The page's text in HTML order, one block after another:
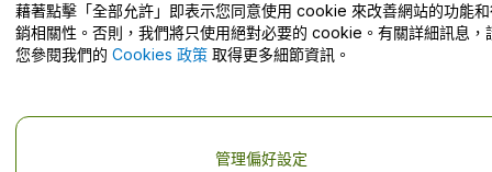
幫助中心 / 聯絡我們
藉著點擊「全部允許」即表示您同意使用 cookie 來改善網站的功能
銷相關性。否則，我們將只使用絕對必要的 cookie。有關詳細訊息，
您參閱我們的 Cookies 政策 取得更多細節資訊。
管理偏好設定